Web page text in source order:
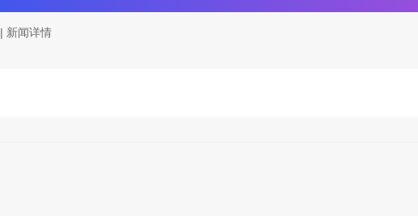
| 新闻详情